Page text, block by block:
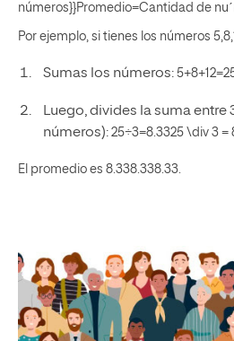
números}}Promedio=Cantidad de nuˊ
Por ejemplo, si tienes los números
Sumas los números:
Luego, divides la suma entre
números): 25÷3=8.3325 \div 3 =
El promedio es 8.338.338.33